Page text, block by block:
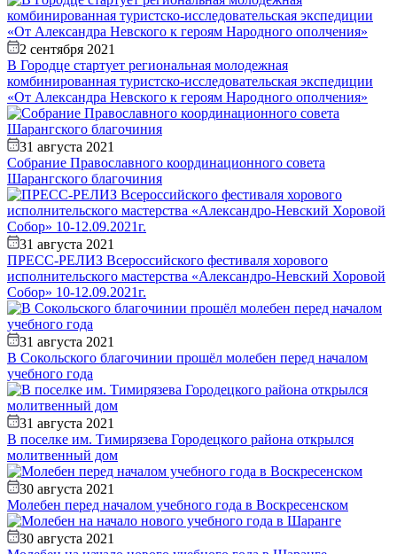
2 сентября 2021
В Городце стартует региональная молодежная
комбинированная туристско-исследовательская экспедиции
«От Александра Невского к героям Народного ополчения»
31 августа 2021
Собрание Православного координационного совета
Шарангского благочиния
31 августа 2021
ПРЕСС-РЕЛИЗ Всероссийского фестиваля хорового
исполнительского мастерства «Александро-Невский Хоровой
Собор» 10-12.09.2021г.
31 августа 2021
В Сокольского благочинии прошёл молебен перед началом
учебного года
31 августа 2021
В поселке им. Тимирязева Городецкого района открылся
молитвенный дом
30 августа 2021
Молебен перед началом учебного года в Воскресенском
30 августа 2021